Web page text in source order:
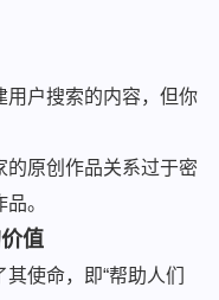
用户搜索的内容，但你
的原创作品关系过于密
。
值
使命，即“帮助人们